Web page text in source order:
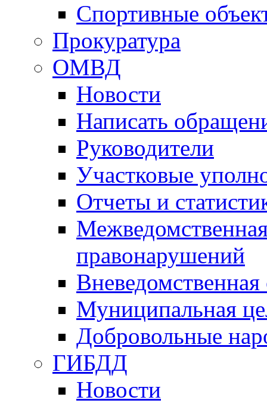
Спортивные
Прокуратура
ОМВД
Новости
Написать
Руководители
Участковые
Отчеты и
правонарушений
Вневедомственная
Муниципальная
Добровольные
ГИБДД
Новости